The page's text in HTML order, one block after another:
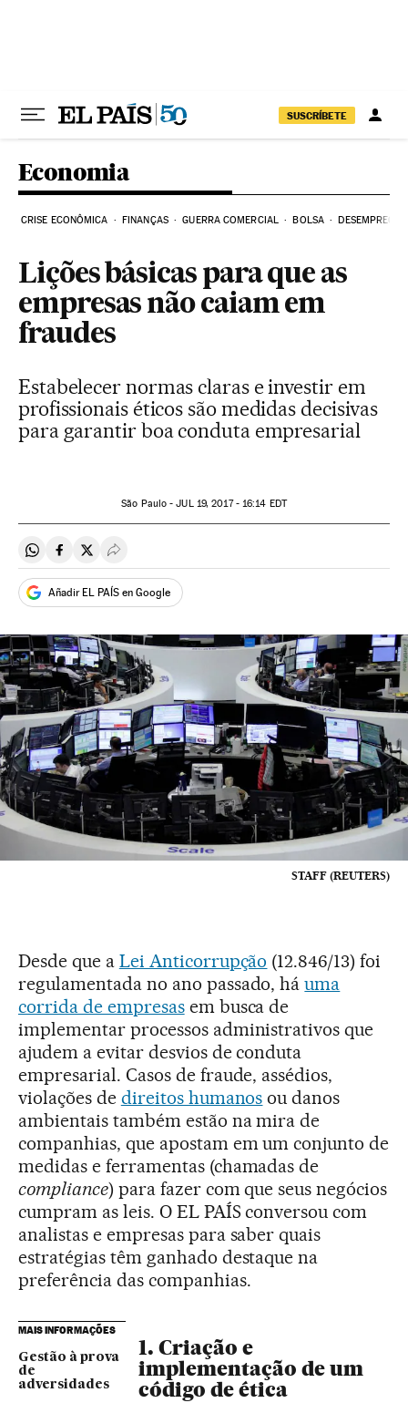
SUSCRÍBETE
Economia
CRISE ECONÔMICA FINANÇAS GUERRA COMERCIAL BOLSA DESEMPREGO
Lições básicas para que as
empresas não caiam em
fraudes
Estabelecer normas claras e investir em
profissionais éticos são medidas decisivas
para garantir boa conduta empresarial
São Paulo -JUL19, 2017 - 16:14 EDT
Compartir en Whatsapp
Compartir en Facebook
Compartir en Twitter
Desplegar Redes Sociales
Añadir EL PAÍS en Google
STAFF (REUTERS)
Desde que a Lei Anticorrupção (12.846/13) foi
regulamentada no ano passado, háuma
corrida de empresasem busca de
implementar processos administrativos que
ajudem a evitar desvios de conduta
empresarial. Casos de fraude, assédios,
violações de direitos humanos ou danos
ambientais também estão na mira de
companhias, que apostam em um conjunto de
medidas e ferramentas (chamadas de
compliance) para fazer com que seus negócios
cumpram as leis. O EL PAÍS conversou com
analistas e empresas para saber quais
estratégias têm ganhado destaque na
preferência das companhias.
MAIS INFORMAÇÕES
Gestão à prova
de
adversidades
1. Criação e
implementação de um
código de ética